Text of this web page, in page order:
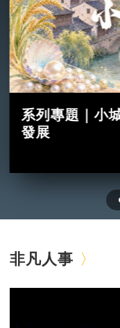
系列專題｜小
發展
非凡人事